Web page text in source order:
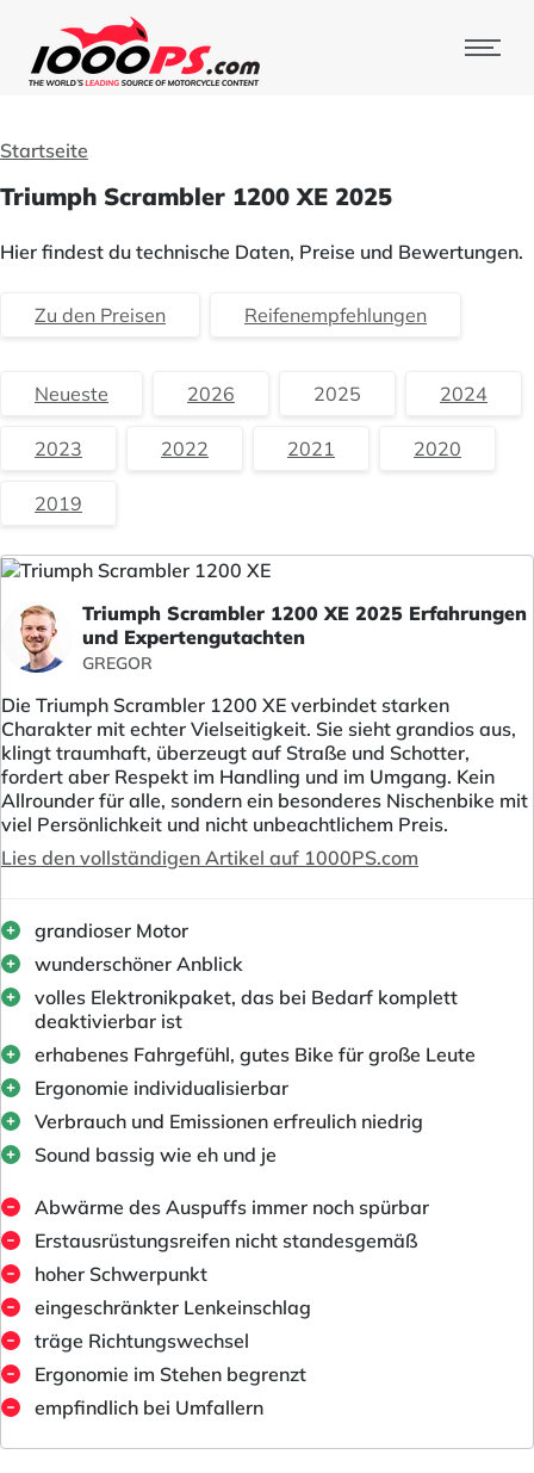
Startseite
Triumph Scrambler 1200 XE 2025
Hier findest du technische Daten, Preise und Bewertungen.
Zu den Preisen Reifenempfehlungen
Neueste 2026 2025 2024
2023 2022 2021 2020
2019
Triumph Scrambler 1200 XE 2025 Erfahrungen
und Expertengutachten
GREGOR
Die Triumph Scrambler 1200 XE verbindet starken
Charakter mit echter Vielseitigkeit. Sie sieht grandios aus,
klingt traumhaft, überzeugt auf Straße und Schotter,
fordert aber Respekt im Handling und im Umgang. Kein
Allrounder für alle, sondern ein besonderes Nischenbike mit
viel Persönlichkeit und nicht unbeachtlichem Preis.
Lies den vollständigen Artikel auf 1000PS.com
grandioser Motor
wunderschöner Anblick
volles Elektronikpaket, das bei Bedarf komplett
deaktivierbar ist
erhabenes Fahrgefühl, gutes Bike für große Leute
Ergonomie individualisierbar
Verbrauch und Emissionen erfreulich niedrig
Sound bassig wie eh und je
Abwärme des Auspuffs immer noch spürbar
Erstausrüstungsreifen nicht standesgemäß
hoher Schwerpunkt
eingeschränkter Lenkeinschlag
träge Richtungswechsel
Ergonomie im Stehen begrenzt
empfindlich bei Umfallern